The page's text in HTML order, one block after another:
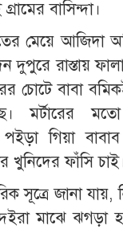
বাসিন্দা।
মেয়ে আজিদা
দুপুরে রাস্তায়
চোটে বাবা
মর্টারের
গিয়া
খুনিদের ফাঁসি
সূত্রে জানা
মাঝে